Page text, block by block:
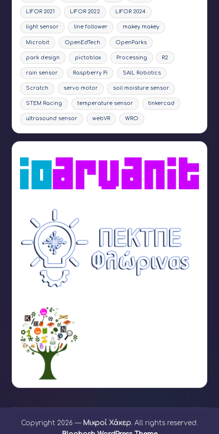
LIFOR 2021 LIFOR 2022 LIFOR 2024
light sensor line follower makey makey
Microbit OpenEdTech OpenParks
park design pictoblox Processing R2
rain sensor Raspberry Pi SAIL Robotics
Scratch servo motor soil moisture sensor
STEM Racing temperature sensor tinkercad
ultrasound sensor webVR WRO
Copyright 2026 — Μικροί Χάκερ. All rights reserved.